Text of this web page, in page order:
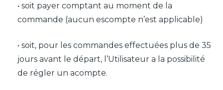
• soit payer comptant au moment de la
commande (aucun escompte n’est applicable)
• soit, pour les commandes effectuées plus de 35
jours avant le départ, l’Utilisateur a la possibilité
de régler un acompte.